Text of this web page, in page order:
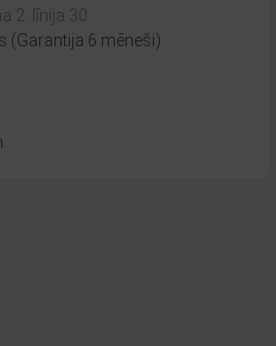
2. līnija 30
(Garantija 6 mēneši)